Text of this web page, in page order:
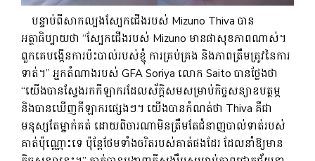
បន្ទាប់ពីសាកល្បងស្បែកជើងរបស់ Mizuno Thiva បាន
អត្ថាធិប្បាយថា “ស្បែកជើងរបស់ Mizuno មានផាសុខភាពណាស់។
ពួកគេបង្កើនការប៉ះបាល់របស់ខ្ញុំ ការគ្រប់គ្រង និងភាពត្រឹមត្រូវនៃការ
ទាត់។” អ្នកតំណាងរបស់ GFA Soriya លោក Saito បានថ្លែងថា
“យើងបានស្វែងរកកីឡាករដែលស័ក្តិសមសម្រាប់កិច្ចសន្យាឧបត្ថម្ភ
និងបានឃើញកីឡាករផ្សេងៗ។ យើងបានកំណត់ថា Thiva គឺជា
មនុស្សតែម្នាក់គត់ ដោយពិចារណាមិនត្រឹមតែជំនាញបាល់ទាត់របស់
គាត់ប៉ុណ្ណោះទេ ប៉ុន្តែថែមទាំងចរិតរបស់គាត់ផងដែរ ដែលនាំឱ្យមាន